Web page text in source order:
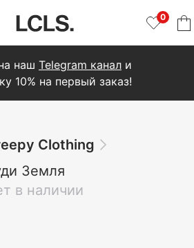
0
наш Telegram канал и
10% на первый заказ!
Clothing
Земля
в наличии